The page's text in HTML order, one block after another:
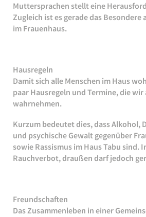
Muttersprachen stellt eine
Zugleich ist es gerade das Besondere
im Frauenhaus.
Hausregeln
Damit sich alle Menschen im Haus
paar Hausregeln und Termine, die wir
wahrnehmen.
Kurzum bedeutet dies, dass Alkohol,
und psychische Gewalt gegenüber
sowie Rassismus im Haus Tabu sind.
Rauchverbot, draußen darf jedoch
Freundschaften
Das Zusammenleben in einer